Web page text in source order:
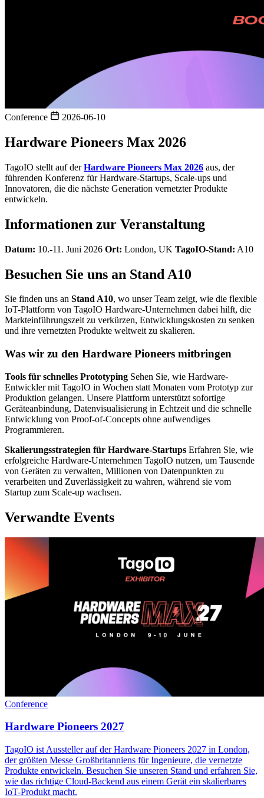
Conference 2026-06-10
Hardware Pioneers Max 2026
TagoIO stellt auf derHardware Pioneers Max 2026 aus, der
führenden Konferenz für Hardware-Startups, Scale-ups und
Innovatoren, die die nächste Generation vernetzter Produkte
entwickeln.
Informationen zur Veranstaltung
Datum: 10.-11. Juni 2026 Ort: London, UK TagoIO-Stand: A10
Besuchen Sie uns an Stand A10
Sie finden uns an Stand A10, wo unser Team zeigt, wie die flexible
IoT-Plattform von TagoIO Hardware-Unternehmen dabei hilft, die
Markteinführungszeit zu verkürzen, Entwicklungskosten zu senken
und ihre vernetzten Produkte weltweit zu skalieren.
Was wir zu den Hardware Pioneers mitbringen
Tools für schnelles Prototyping Sehen Sie, wie Hardware-
Entwickler mit TagoIO in Wochen statt Monaten vom Prototyp zur
Produktion gelangen. Unsere Plattform unterstützt sofortige
Geräteanbindung, Datenvisualisierung in Echtzeit und die schnelle
Entwicklung von Proof-of-Concepts ohne aufwendiges
Programmieren.
Skalierungsstrategien für Hardware-Startups Erfahren Sie, wie
erfolgreiche Hardware-Unternehmen TagoIO nutzen, um Tausende
von Geräten zu verwalten, Millionen von Datenpunkten zu
verarbeiten und Zuverlässigkeit zu wahren, während sie vom
Startup zum Scale-up wachsen.
Verwandte Events
Conference
Hardware Pioneers 2027
TagoIO ist Aussteller auf der Hardware Pioneers 2027 in London,
der größten Messe Großbritanniens für Ingenieure, die vernetzte
Produkte entwickeln. Besuchen Sie unseren Stand und erfahren Sie,
wie das richtige Cloud-Backend aus einem Gerät ein skalierbares
IoT-Produkt macht.